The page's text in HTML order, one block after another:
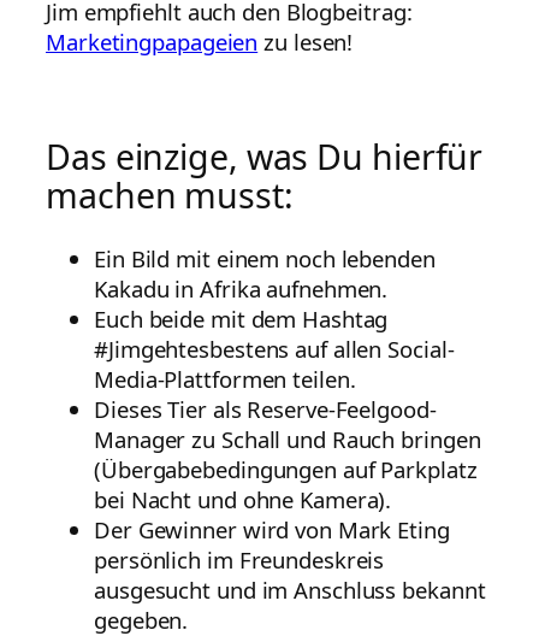
Jim empfiehlt auch den Blogbeitrag:
Marketingpapageien zu lesen!
Das einzige, was Du hierfür
machen musst:
Ein Bild mit einem noch lebenden
Kakadu in Afrika aufnehmen.
Euch beide mit dem Hashtag
#Jimgehtesbestens auf allen Social-
Media-Plattformen teilen.
Dieses Tier als Reserve-Feelgood-
Manager zu Schall und Rauch bringen
(Übergabebedingungen auf Parkplatz
bei Nacht und ohne Kamera).
Der Gewinner wird von Mark Eting
persönlich im Freundeskreis
ausgesucht und im Anschluss bekannt
gegeben.